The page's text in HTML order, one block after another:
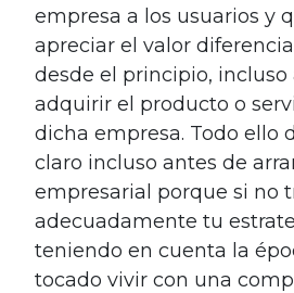
empresa a los usuarios y
apreciar el valor
desde el principio, incluso
adquirir el producto o
dicha empresa. Todo ello
claro incluso antes de
empresarial porque si no
adecuadamente tu
teniendo en cuenta la
tocado vivir con una